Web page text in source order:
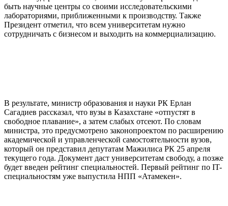
быть научные центры со своими исследовательскими
лабораториями, приближенными к производству. Также
Президент отметил, что всем университетам нужно
сотрудничать с бизнесом и выходить на коммерциализацию.
В результате, министр образования и науки РК Ерлан
Сагадиев рассказал, что вузы в Казахстане «отпустят в
свободное плавание», а затем слабых отсеют. По словам
министра, это предусмотрено законопроектом по расширению
академической и управленческой самостоятельности вузов,
который он представил депутатам Мажилиса РК 25 апреля
текущего года. Документ даст университетам свободу, а позже
будет введен рейтинг специальностей. Первый рейтинг по IT-
специальностям уже выпустила НПП «Атамекен».